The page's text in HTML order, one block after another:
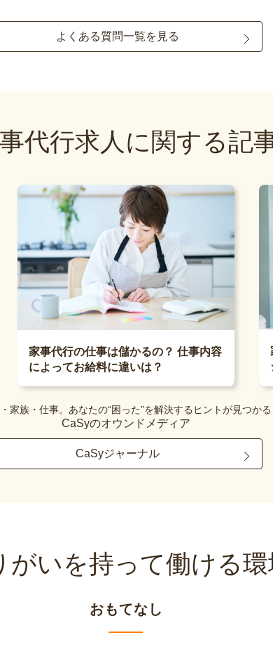
よくある質問一覧を見る
代行求人に関する記
家事代行の仕事は儲かるの？ 仕事内容
によってお給料に違いは？
家族・仕事。あなたの“困った”を解決するヒントが見つかる
CaSyのオウンドメディア
CaSyジャーナル
がいを持って働ける
おもてなし